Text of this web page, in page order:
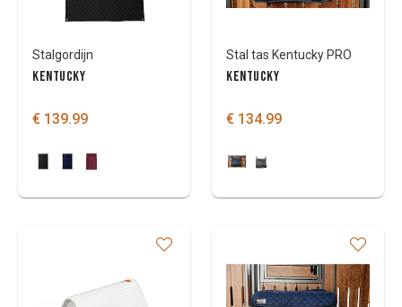
Stalgordijn
KENTUCKY
€ 139.99
Stal tas Kentucky PRO
KENTUCKY
€ 134.99